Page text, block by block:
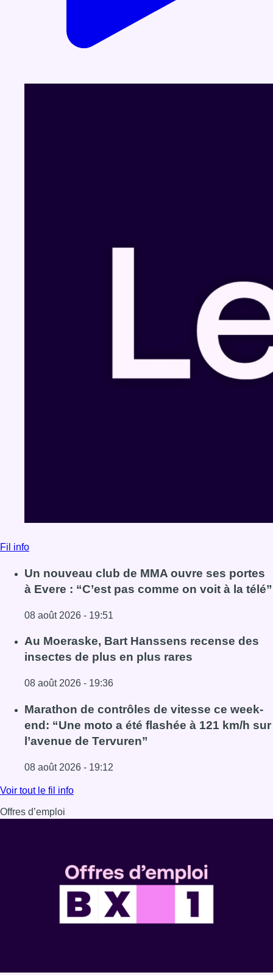
Fil info
Un nouveau club de MMA ouvre ses portes
à Evere : “C’est pas comme on voit à la télé”
08 août 2026 - 19:51
Lire l'article Un nouveau club de MMA ouvre ses portes à
Au Moeraske, Bart Hanssens recense des
insectes de plus en plus rares
08 août 2026 - 19:36
Lire l'article Au Moeraske, Bart Hanssens recense des
Marathon de contrôles de vitesse ce week-
end: “Une moto a été flashée à 121 km/h sur
l’avenue de Tervuren”
08 août 2026 - 19:12
Lire l'article Marathon de contrôles de vitesse ce week-
Voir tout le fil info
Offres d’emploi